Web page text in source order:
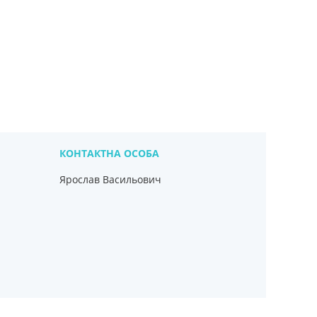
Ярослав Васильович